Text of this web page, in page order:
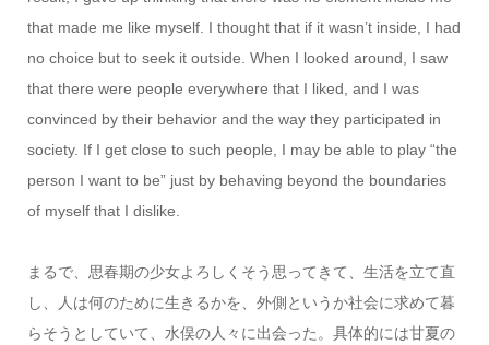
that made me like myself. I thought that if it wasn’t inside, I had
no choice but to seek it outside. When I looked around, I saw
that there were people everywhere that I liked, and I was
convinced by their behavior and the way they participated in
society. If I get close to such people, I may be able to play “the
person I want to be” just by behaving beyond the boundaries
of myself that I dislike.
まるで、思春期の少女よろしくそう思ってきて、生活を立て直
し、人は何のために生きるかを、外側というか社会に求めて暮
らそうとしていて、水俣の人々に出会った。具体的には甘夏の